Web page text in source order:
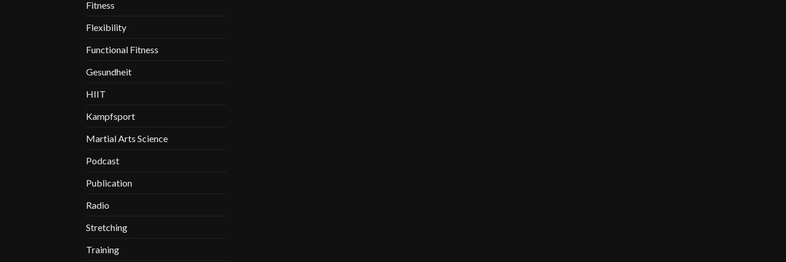
Fitness
Flexibility
Functional Fitness
Gesundheit
HIIT
Kampfsport
Martial Arts Science
Podcast
Publication
Radio
Stretching
Training